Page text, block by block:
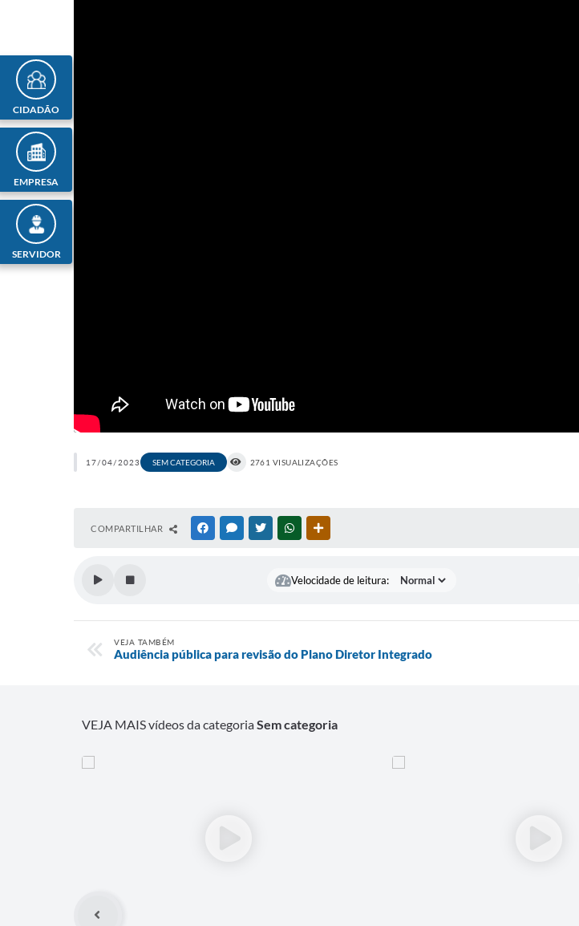
CIDADÃO
EMPRESA
SERVIDOR
17/04/2023 SEM CATEGORIA 2761 VISUALIZAÇÕES
COMPARTILHAR FACEBOOKMESSENGER
TWITTERWHATSAPP
Velocidade de leitura:
VEJA TAMBÉM
Audiência pública para revisão do Plano Diretor Integrado
VEJA MAIS vídeos da categoriaSem categoria